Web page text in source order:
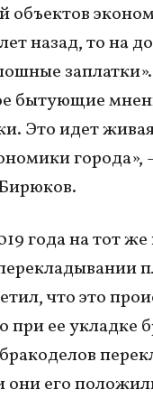
объектов
назад, то на
бытующие
Это идет
года на тот же
что это
ее укладке
они его